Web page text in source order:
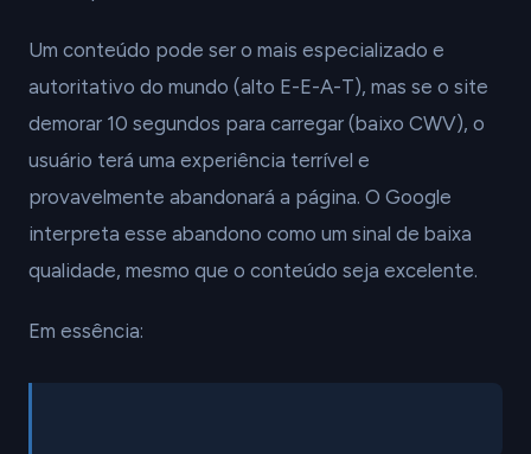
Um conteúdo pode ser o mais especializado e
autoritativo do mundo (alto E-E-A-T), mas se o site
demorar 10 segundos para carregar (baixo CWV), o
usuário terá uma experiência terrível e
provavelmente abandonará a página. O Google
interpreta esse abandono como um sinal de baixa
qualidade, mesmo que o conteúdo seja excelente.
Em essência: